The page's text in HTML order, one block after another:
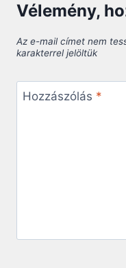
Vélemény,
Az e-mail címet nem
karakterrel jelöltük
Hozzászólás *